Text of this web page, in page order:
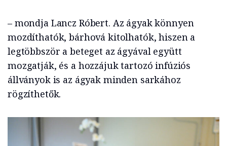
– mondja Lancz Róbert. Az ágyak könnyen
mozdíthatók, bárhová kitolhatók, hiszen a
legtöbbször a beteget az ágyával együtt
mozgatják, és a hozzájuk tartozó infúziós
állványok is az ágyak minden sarkához
rögzíthetők.